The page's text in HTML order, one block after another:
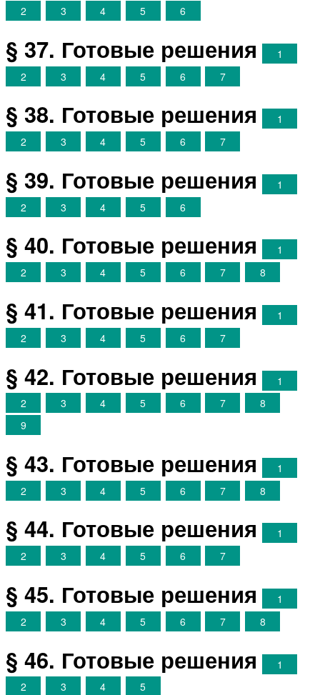
2
3 4 5 6
§ 37. Готовые решения
1
2
3 4 5 6 7
§ 38. Готовые решения
1
2
3 4 5 6 7
§ 39. Готовые решения
1
2
3 4 5 6
§ 40. Готовые решения
1
2
3 4 5 6 7 8
§ 41. Готовые решения
1
2
3 4 5 6 7
§ 42. Готовые решения
1
2
3 4 5 6 7
8
9
§ 43. Готовые решения
1
2
3 4 5 6 7 8
§ 44. Готовые решения
1
2
3 4 5 6 7
§ 45. Готовые решения
1
2
3 4 5 6 7 8
§ 46. Готовые решения
1
2
3 4 5